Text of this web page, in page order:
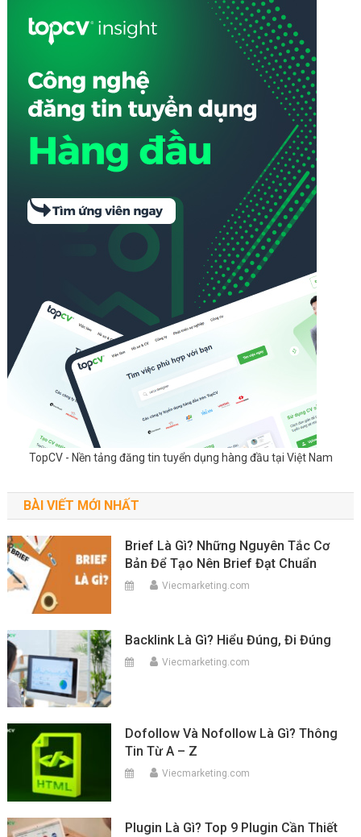
TopCV - Nền tảng đăng tin tuyển dụng hàng đầu tại Việt Nam
BÀI VIẾT MỚI NHẤT
Brief Là Gì? Những Nguyên Tắc Cơ
Bản Để Tạo Nên Brief Đạt Chuẩn
Viecmarketing.com
Backlink Là Gì? Hiểu Đúng, Đi Đúng
Viecmarketing.com
Dofollow Và Nofollow Là Gì? Thông
Tin Từ A – Z
Viecmarketing.com
Plugin Là Gì? Top 9 Plugin Cần Thiết